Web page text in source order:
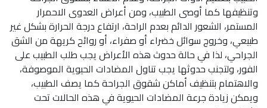
وتنظيفها كما أوصى الطبيب، ومن أعراض العدوى الاحمرار
المستمر، الشعور الدائم بعدم الراحة، ارتفاع درجة الحرارة بشكل غير
طبيعي، وخروج سوائل خضراء أو صفراء، أو روائح كريهة من الشق
الجراحي، لذا في حالة حدوث هذه الأعراض يجب طلب الطبيب على
الفور، ولتجنب حدوثها يجب تناول المضادات الحيوية الموصوفة،
والاهتمام بتنظيف أماكن شقوق الجراحة كما يصف الطبيب،
ويمكن زيادة جرعة المضادات الحيوية في هذه الحالات تحت